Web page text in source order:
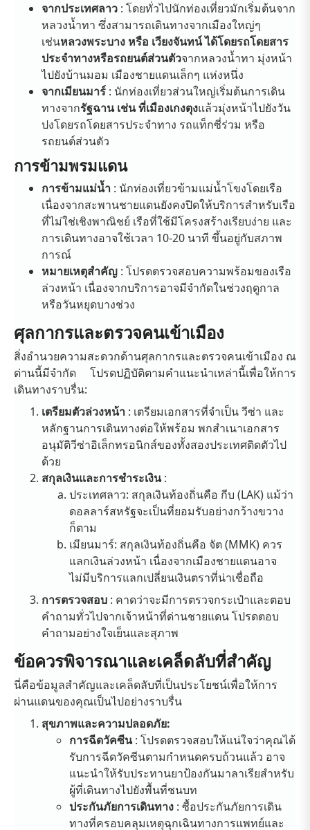
จากประเทศลาว : โดยทั่วไปนักท่องเที่ยวมักเริ่มต้นจาก
หลวงน้ำทา ซึ่งสามารถเดินทางจากเมืองใหญ่ๆ
เช่นหลวงพระบาง หรือ เวียงจันทน์ ได้โดยรถโดยสาร
ประจำทางหรือรถยนต์ส่วนตัวจากหลวงน้ำทา มุ่งหน้า
ไปยังบ้านมอม เมืองชายแดนเล็กๆ แห่งหนึ่ง
จากเมียนมาร์ : นักท่องเที่ยวส่วนใหญ่เริ่มต้นการเดิน
ทางจากรัฐฉาน เช่น ที่เมืองเกงตุงแล้วมุ่งหน้าไปยังวัน
ปงโดยรถโดยสารประจำทาง รถแท็กซี่ร่วม หรือ
รถยนต์ส่วนตัว
การข้ามพรมแดน
การข้ามแม่น้ำ : นักท่องเที่ยวข้ามแม่น้ำโขงโดยเรือ
เนื่องจากสะพานชายแดนยังคงปิดให้บริการสำหรับเรือ
ที่ไม่ใช่เชิงพาณิชย์ เรือที่ใช้มีโครงสร้างเรียบง่าย และ
การเดินทางอาจใช้เวลา 10-20 นาที ขึ้นอยู่กับสภาพ
การณ์
หมายเหตุสำคัญ : โปรดตรวจสอบความพร้อมของเรือ
ล่วงหน้า เนื่องจากบริการอาจมีจำกัดในช่วงฤดูกาล
หรือวันหยุดบางช่วง
ศุลกากรและตรวจคนเข้าเมือง
สิ่งอำนวยความสะดวกด้านศุลกากรและตรวจคนเข้าเมือง ณ
ด่านนี้มีจำกัด โปรดปฏิบัติตามคำแนะนำเหล่านี้เพื่อให้การ
เดินทางราบรื่น:
เตรียมตัวล่วงหน้า : เตรียมเอกสารที่จำเป็น วีซ่า และ
หลักฐานการเดินทางต่อให้พร้อม พกสำเนาเอกสาร
อนุมัติวีซ่าอิเล็กทรอนิกส์ของทั้งสองประเทศติดตัวไป
ด้วย
สกุลเงินและการชำระเงิน:
ประเทศลาว: สกุลเงินท้องถิ่นคือ กีบ (LAK) แม้ว่า
ดอลลาร์สหรัฐจะเป็นที่ยอมรับอย่างกว้างขวาง
ก็ตาม
เมียนมาร์: สกุลเงินท้องถิ่นคือ จัต (MMK) ควร
แลกเงินล่วงหน้า เนื่องจากเมืองชายแดนอาจ
ไม่มีบริการแลกเปลี่ยนเงินตราที่น่าเชื่อถือ
การตรวจสอบ : คาดว่าจะมีการตรวจกระเป๋าและตอบ
คำถามทั่วไปจากเจ้าหน้าที่ด่านชายแดน โปรดตอบ
คำถามอย่างใจเย็นและสุภาพ
ข้อควรพิจารณาและเคล็ดลับที่สำคัญ
นี่คือข้อมูลสำคัญและเคล็ดลับที่เป็นประโยชน์เพื่อให้การ
ผ่านแดนของคุณเป็นไปอย่างราบรื่น
สุขภาพและความปลอดภัย:
การฉีดวัคซีน: โปรดตรวจสอบให้แน่ใจว่าคุณได้
รับการฉีดวัคซีนตามกำหนดครบถ้วนแล้ว อาจ
แนะนำให้รับประทานยาป้องกันมาลาเรียสำหรับ
ผู้ที่เดินทางไปยังพื้นที่ชนบท
ประกันภัยการเดินทาง : ซื้อประกันภัยการเดิน
ทางที่ครอบคลุมเหตุฉุกเฉินทางการแพทย์และ